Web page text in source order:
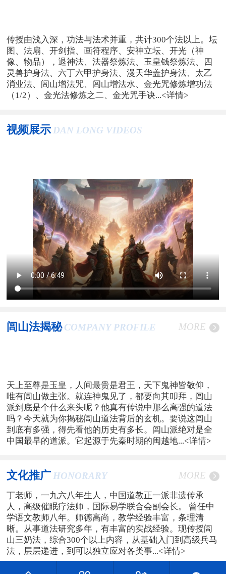
传授由浅入深，功法与法术并重，共计300个法以上。坛
图、法扇、开剑指、画符程序、安神立坛、开光（神
像、物品），退神法、法器祭炼法、玉皇钱祭炼法、四
灵兽护身法、六丁六甲护身法、漫天华盖护身法、太乙
消业法、闾山增法咒、闾山增法水、金光咒修炼增功法
（1/2）、金光法修炼之二、金光咒手诀...<详情>
视频展示 DAN LONG VIDEOS
闾山法揭秘 COMPANY PROFILE MORE
天上至尊是玉皇，人间最贵是君王，天下鬼神皆敬仰，
唯有闾山做主张。就连神鬼见了，都要向其叩拜，闾山
派到底是个什么来头呢？他真有传说中那么高强的道法
吗？今天就为你揭秘闾山道法背后的玄机。要说这闾山
到底有多强，得先看他的历史有多长。闾山派绝对是全
中国最早的道派。它起源于先秦时期的闽越地...<详情>
文化推广 HONORARY MORE
丁老师，一九六八年生人，中国道教正一派非遗传承
人，高级催眠疗法师，国际易学联合会副会长。 曾任中
学语文教师八年。师德高尚，教学经验丰富，条理清
晰。从事道法研究多年，有丰富的实战经验。现传授闾
山三奶法，综合300个以上内容，从基础入门到高级兵马
法，层层递进，到可以独立应对各类事...<详情>